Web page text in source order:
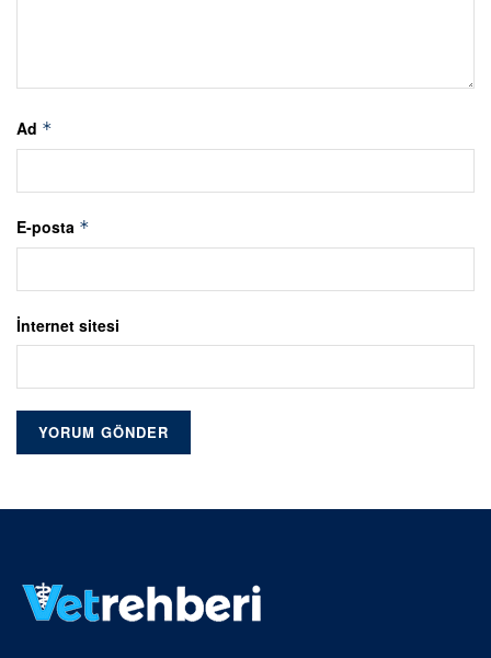
Ad *
E-posta *
İnternet sitesi